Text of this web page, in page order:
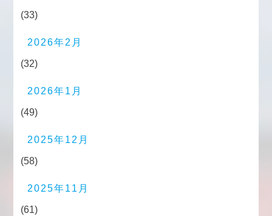
(33)
2026年2月
(32)
2026年1月
(49)
2025年12月
(58)
2025年11月
(61)